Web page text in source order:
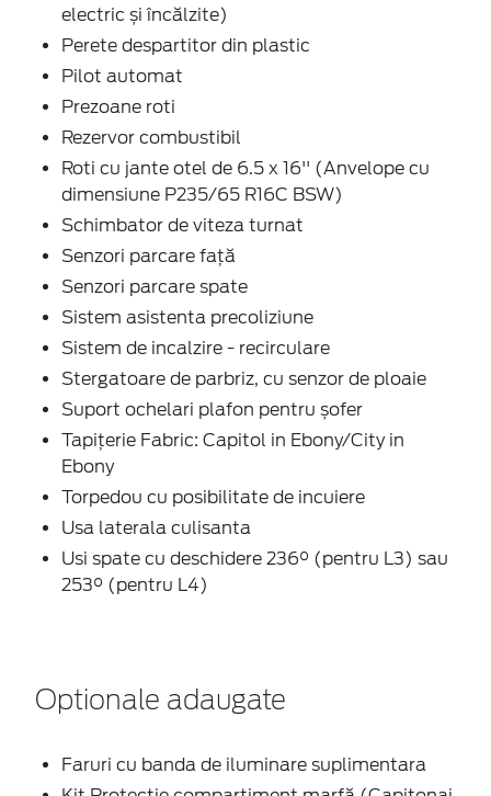
electric și încălzite)
Perete despartitor din plastic
Pilot automat
Prezoane roti
Rezervor combustibil
Roti cu jante otel de 6.5 x 16'' (Anvelope cu
dimensiune P235/65 R16C BSW)
Schimbator de viteza turnat
Senzori parcare față
Senzori parcare spate
Sistem asistenta precoliziune
Sistem de incalzire - recirculare
Stergatoare de parbriz, cu senzor de ploaie
Suport ochelari plafon pentru șofer
Tapițerie Fabric: Capitol in Ebony/City in
Ebony
Torpedou cu posibilitate de incuiere
Usa laterala culisanta
Usi spate cu deschidere 236° (pentru L3) sau
253° (pentru L4)
Optionale adaugate
Faruri cu banda de iluminare suplimentara